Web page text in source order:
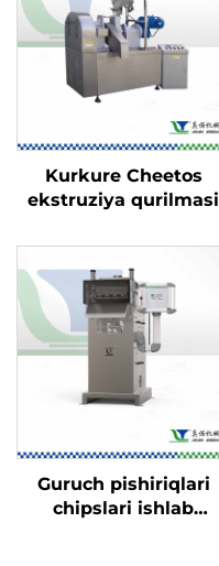
Kurkure Cheetos
ekstruziya qurilmasi
Guruch pishiriqlari
chipslari ishlab